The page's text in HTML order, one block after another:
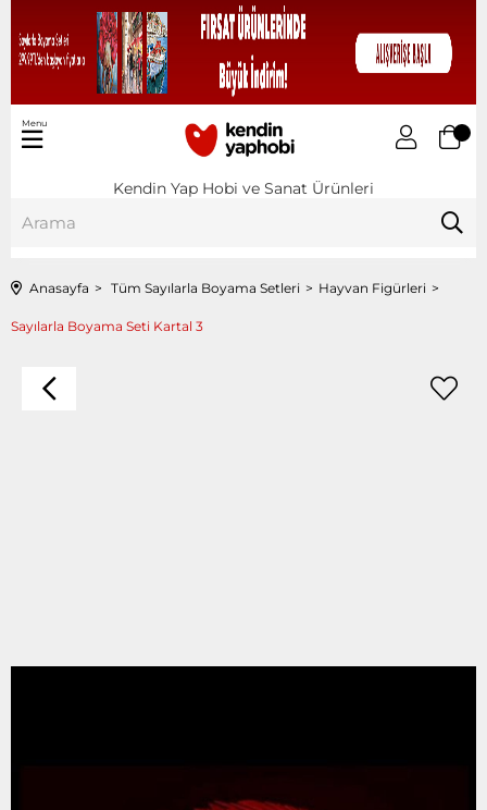
Kendin Yap Hobi ve Sanat Ürünleri
Menu
Anasayfa Tüm Sayılarla Boyama Setleri Hayvan Figürleri
Sayılarla Boyama Seti Kartal 3